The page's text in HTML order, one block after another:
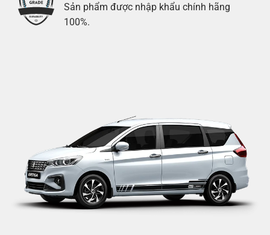
Sản phẩm được nhập khẩu chính hãng
100%.